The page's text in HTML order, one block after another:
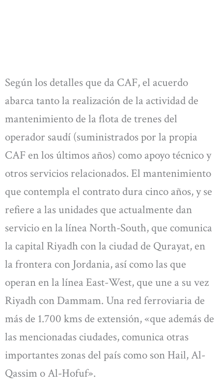
Según los detalles que da CAF, el acuerdo
abarca tanto la realización de la actividad de
mantenimiento de la flota de trenes del
operador saudí (suministrados por la propia
CAF en los últimos años) como apoyo técnico y
otros servicios relacionados. El mantenimiento
que contempla el contrato dura cinco años, y se
refiere a las unidades que actualmente dan
servicio en la línea North-South, que comunica
la capital Riyadh con la ciudad de Qurayat, en
la frontera con Jordania, así como las que
operan en la línea East-West, que une a su vez
Riyadh con Dammam. Una red ferroviaria de
más de 1.700 kms de extensión, «que además de
las mencionadas ciudades, comunica otras
importantes zonas del país como son Hail, Al-
Qassim o Al-Hofuf».